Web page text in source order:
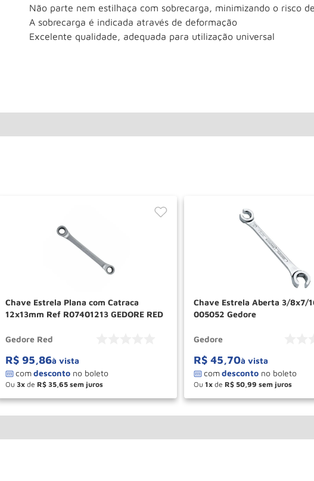
Não parte nem estilhaça com sobrecarga, minimizando o risco
A sobrecarga é indicada através de deformação
Excelente qualidade, adequada para utilização universal
Chave Estrela Plana com Catraca
12x13mm Ref R07401213 GEDORE RED
Gedore Red
R$ 95,86à vista
Ou 3 de R$ 35 65
＋
－ COMPRAR
Chave Estrela Aberta 3/8x7/
005052 Gedore
Gedore
R$ 45,70à vista
Ou 1 de R$ 50 99
＋
－